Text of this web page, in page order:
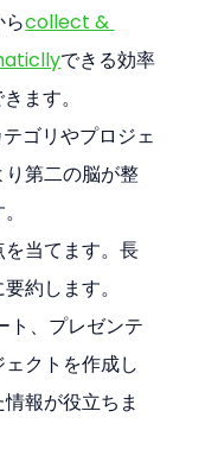
らcollect &
できる効率
ます。
ゴリやプロジェ
第二の脳が整
当てます。長
約します。
ト、プレゼンテ
クトを作成し
報が役立ちま